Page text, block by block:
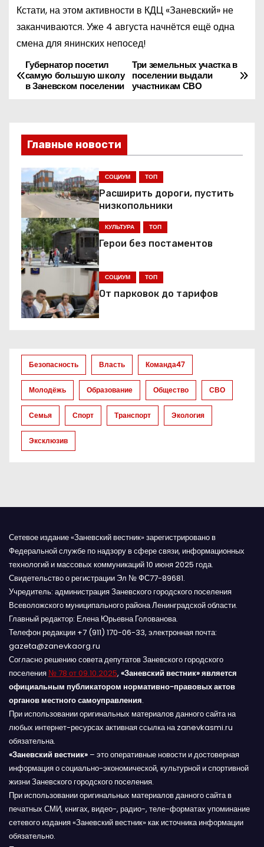
Кстати, на этом активности в КДЦ «Заневский» не
заканчиваются. Уже 4 августа начнётся ещё одна
смена для янинских непосед!
Н
а
г
а
ц
и
я
п
о
а
п
Три земельных участка в
поселении выдали
участникам СВО
Губернатор посетил
самую большую школу
в Заневском поселении
Главные новости
СОЦИУМ ТОП
Расширить дороги, пустить
низкопольники
КУЛЬТУРА ТОП
Герои без постаментов
СОЦИУМ ТОП
От парковок до тарифов
Безопасность Власть Команда47
Молодёжь Образование Общество СВО
Семья Спорт Транспорт Экология
Эксклюзив
Сетевое издание «Заневский вестник» зарегистрировано в
Федеральной службе по надзору в сфере связи, информационных
технологий и массовых коммуникаций 10 июня 2025 года.
Свидетельство о регистрации Эл № ФС77-89681.
Учредитель: администрация Заневского городского поселения
Всеволожского муниципального района Ленинградской области.
Главный редактор: Елена Юрьевна Голованова.
Телефон редакции +7 (911) 170-06-33, электронная почта:
gazeta@zanevkaorg.ru
Согласно решению совета депутатов Заневского городского
поселения № 78 от 09.10.2025, «Заневский вестник» является
официальным публикатором нормативно-правовых актов
органов местного самоуправления.
При использовании оригинальных материалов данного сайта на
любых интернет-ресурсах активная ссылка на zanevkasmi.ru
обязательна.
«Заневский вестник» – это оперативные новости и достоверная
информация о социально-экономической, культурной и спортивной
жизни Заневского городского поселения.
При использовании оригинальных материалов данного сайта в
печатных СМИ, книгах, видео-, радио-, теле-форматах упоминание
сетевого издания «Заневский вестник» как источника информации
обязательно.